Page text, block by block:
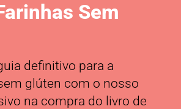
Sem
definitivo para a
glúten com o nosso
na compra do livro de